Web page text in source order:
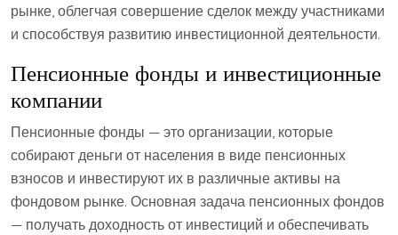
рынке, облегчая совершение сделок между участниками
и способствуя развитию инвестиционной деятельности.
Пенсионные фонды и инвестиционные
компании
Пенсионные фонды — это организации, которые
собирают деньги от населения в виде пенсионных
взносов и инвестируют их в различные активы на
фондовом рынке. Основная задача пенсионных фондов
— получать доходность от инвестиций и обеспечивать